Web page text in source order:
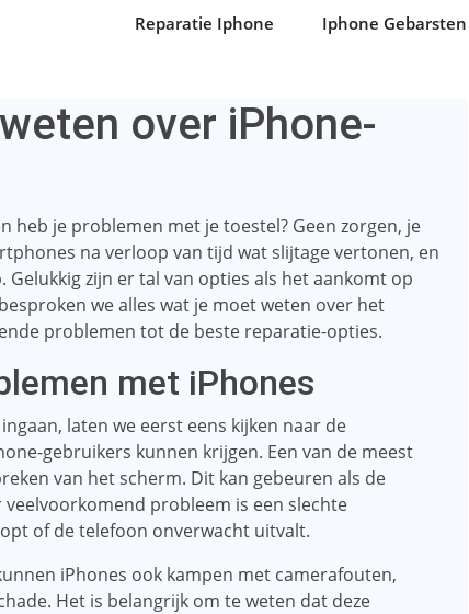
Reparatie Iphone Iphone Gebarsten
over iPhone-
heb je problemen met je toestel? Geen zorgen, je
na verloop van tijd wat slijtage vertonen, en
zijn er tal van opties als het aankomt op
we alles wat je moet weten over het
problemen tot de beste reparatie-opties.
met iPhones
laten we eerst eens kijken naar de
gebruikers kunnen krijgen. Een van de meest
van het scherm. Dit kan gebeuren als de
probleem is een slechte
of de telefoon onverwacht uitvalt.
iPhones ook kampen met camerafouten,
Het is belangrijk om te weten dat deze